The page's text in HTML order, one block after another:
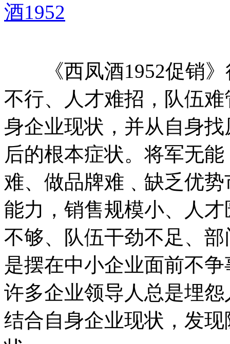
酒1952
《西凤酒1952促销》
不行、人才难招，队伍
身企业现状，并从自身
后的根本症状。将军无
难、做品牌难﹑缺乏优
能力，销售规模小、人
不够、队伍干劲不足、
是摆在中小企业面前不
许多企业领导人总是埋
结合自身企业现状，发